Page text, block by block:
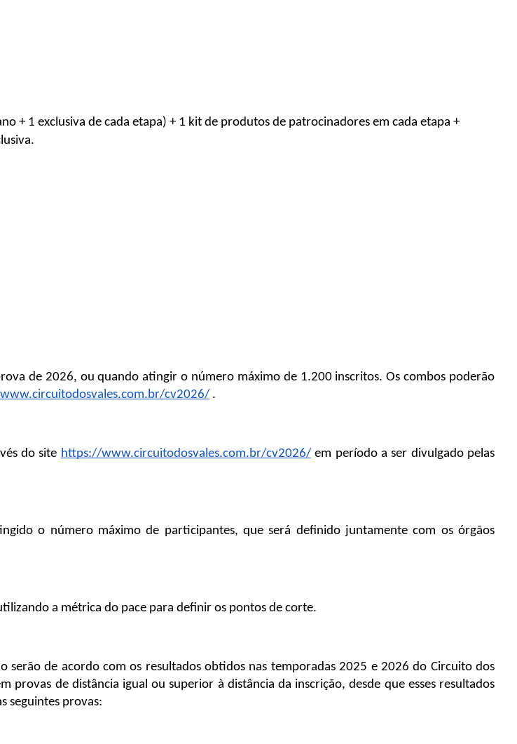
+ 1 exclusiva de cada etapa) + 1 kit de produtos de patrocinadores em cada etapa +
de 2026, ou quando atingir o número máximo de 1.200 inscritos. Os combos poderão
cv2026/ .
do site https://www.circuitodosvales.com.br/cv2026/ em período a ser divulgado pelas
o número máximo de participantes, que será definido juntamente com os órgãos
a métrica do pace para definir os pontos de corte.
serão de acordo com os resultados obtidos nas temporadas 2025 e 2026 do Circuito dos
provas de distância igual ou superior à distância da inscrição, desde que esses resultados
seguintes provas: